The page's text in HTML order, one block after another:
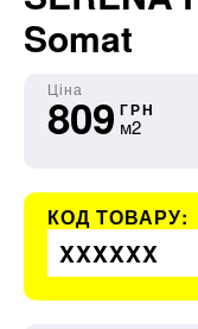
Somat
Ціна
809 ГРН
м2
КОД ТОВАРУ:
XXXXXX